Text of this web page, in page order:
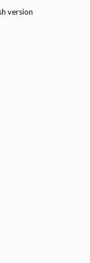
version